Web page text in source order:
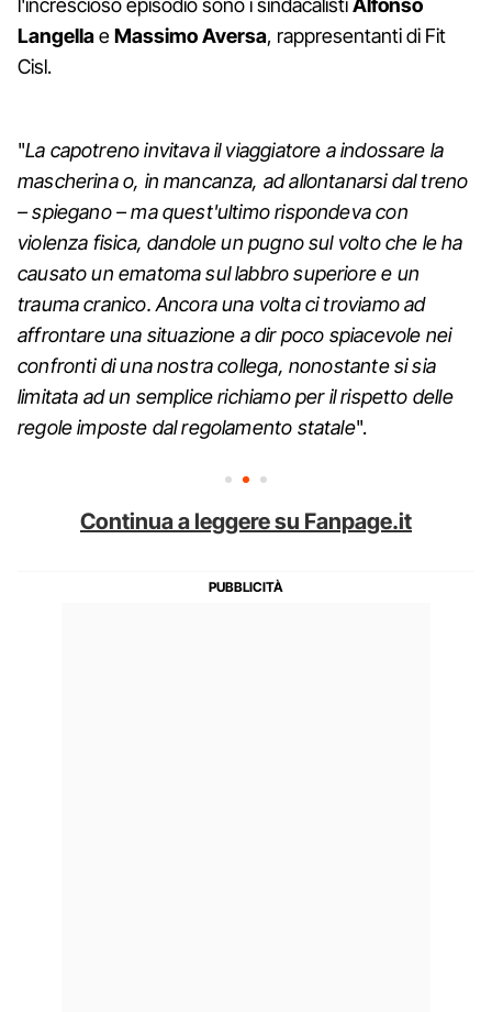
l'increscioso episodio sono i sindacalistiAlfonso
LangellaeMassimo Aversa, rappresentanti di Fit
Cisl.
"La capotreno invitava il viaggiatore a indossare la
mascherina o, in mancanza, ad allontanarsi dal treno
– spiegano – ma quest'ultimo rispondeva con
violenza fisica, dandole un pugno sul volto che le ha
causato un ematoma sul labbro superiore e un
trauma cranico. Ancora una volta ci troviamo ad
affrontare una situazione a dir poco spiacevole nei
confronti di una nostra collega, nonostante si sia
limitata ad un semplice richiamo per il rispetto delle
regole imposte dal regolamento statale".
Continua a leggere su Fanpage.it